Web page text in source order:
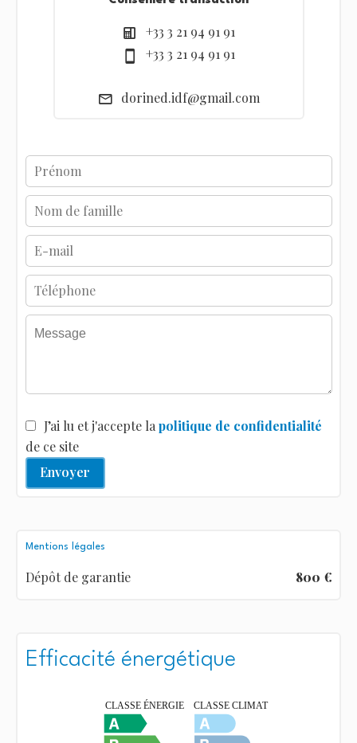
+33 3 21 94 91 91
+33 3 21 94 91 91
dorined.idf@gmail.com
J’ai lu et j'accepte la politique de confidentialité
de ce site
Envoyer
Mentions légales
Dépôt de garantie 800 €
Efficacité énergétique